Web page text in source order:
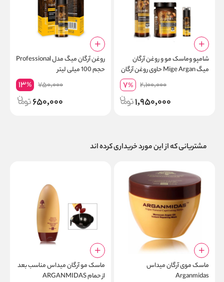
شامپو وماسک مو و روغن آرگان
میگ Mige Argan حاوی روغن آرگان
2,100,000
7%
1,950,000
روغن آرگان میگ مدل Professional
حجم 100 میلی لیتر
750,000
13%
650,000
مشتریانی که از این مورد خریداری کرده اند
ماسک موی آرگان میداس
Arganmidas
ماسک مو آرگان میداس مناسب بعد
از حمام ARGANMIDAS